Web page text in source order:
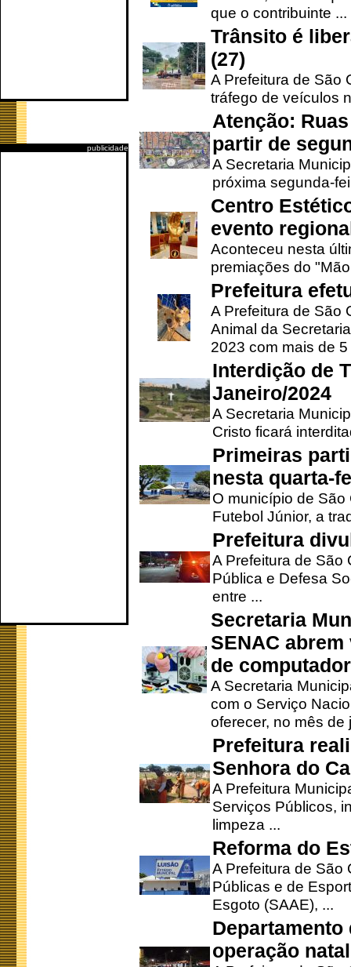
publicidade
que o contribuinte ...
Trânsito é
(27)
A Prefeitura de São
tráfego de veículos
Atenção:
partir de
A Secretaria
próxima segunda-
Centro
evento
Aconteceu nesta
premiações do
Prefeitura
A Prefeitura de São
Animal da
2023 com mais de 5
Interdição de
Janeiro/2024
A Secretaria
Cristo ficará
Primeiras
nesta quarta-
O município de
Futebol Júnior, a
Prefeitura
A Prefeitura de São
Pública e Defesa
entre ...
Secretaria
SENAC
de
A Secretaria
com o Serviço
oferecer, no mês de
Prefeitura
Senhora do
A Prefeitura
Serviços Públicos,
limpeza ...
Reforma do
A Prefeitura de São
Públicas e de
Esgoto (SAAE), ...
operação